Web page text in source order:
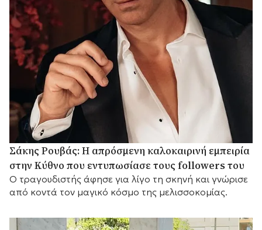
Σάκης Ρουβάς: Η απρόσμενη καλοκαιρινή εμπειρία
στην Κύθνο που εντυπωσίασε τους followers του
Ο τραγουδιστής άφησε για λίγο τη σκηνή και γνώρισε
από κοντά τον μαγικό κόσμο της μελισσοκομίας.